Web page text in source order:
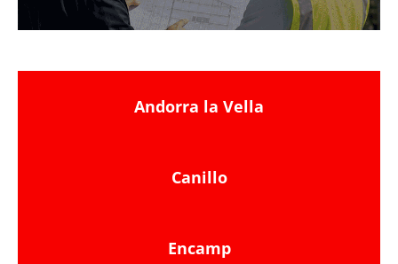
Andorra la Vella
Canillo
Encamp